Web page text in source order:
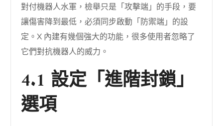
對付機器人水軍，檢舉只是「攻擊端」的手段，要
讓傷害降到最低，必須同步啟動「防禦端」的設
定。X 內建有幾個強大的功能，很多使用者忽略了
它們對抗機器人的威力。
4.1 設定「進階封鎖」
選項